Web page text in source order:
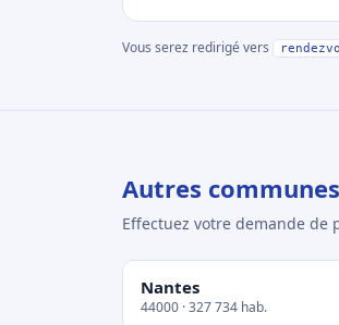
Vous serez redirigé vers
Autres
Effectuez votre demande
Nantes
44000 · 327 734 hab.